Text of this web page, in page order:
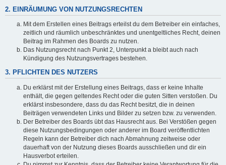
2. EINRÄUMUNG VON NUTZUNGSRECHTEN
Mit dem Erstellen eines Beitrags erteilst du dem Betreiber ein einfaches,
zeitlich und räumlich unbeschränktes und unentgeltliches Recht, deinen
Beitrag im Rahmen des Boards zu nutzen.
Das Nutzungsrecht nach Punkt 2, Unterpunkt a bleibt auch nach
Kündigung des Nutzungsvertrages bestehen.
3. PFLICHTEN DES NUTZERS
Du erklärst mit der Erstellung eines Beitrags, dass er keine Inhalte
enthält, die gegen geltendes Recht oder die guten Sitten verstoßen. Du
erklärst insbesondere, dass du das Recht besitzt, die in deinen
Beiträgen verwendeten Links und Bilder zu setzen bzw. zu verwenden.
Der Betreiber des Boards übt das Hausrecht aus. Bei Verstößen gegen
diese Nutzungsbedingungen oder anderer im Board veröffentlichten
Regeln kann der Betreiber dich nach Abmahnung zeitweise oder
dauerhaft von der Nutzung dieses Boards ausschließen und dir ein
Hausverbot erteilen.